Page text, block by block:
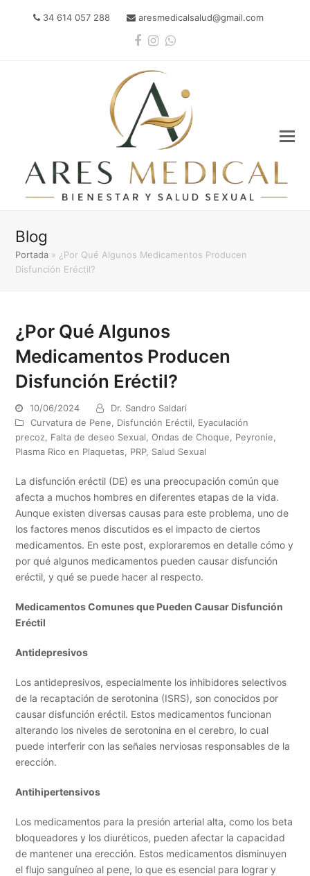
34 614 057 288 aresmedicalsalud@gmail.com
Facebook
Instagram
Whatsapp
Blog
Portada » ¿Por Qué Algunos Medicamentos Producen
Disfunción Eréctil?
¿Por Qué Algunos
Medicamentos Producen
Disfunción Eréctil?
10/06/2024
Dr. Sandro Saldari
Curvatura de Pene
Disfunción Eréctil
Eyaculación
precoz
Falta de deseo Sexual ,Ondas de Choque Peyronie
Plasma Rico en Plaquetas
PRP, Salud Sexual
La disfunción eréctil (DE) es una preocupación común que
afecta a muchos hombres en diferentes etapas de la vida.
Aunque existen diversas causas para este problema, uno de
los factores menos discutidos es el impacto de ciertos
medicamentos. En este post, exploraremos en detalle cómo y
por qué algunos medicamentos pueden causar disfunción
eréctil, y qué se puede hacer al respecto.
Medicamentos Comunes que Pueden Causar Disfunción
Eréctil
Antidepresivos
Los antidepresivos, especialmente los inhibidores selectivos
de la recaptación de serotonina (ISRS), son conocidos por
causar disfunción eréctil. Estos medicamentos funcionan
alterando los niveles de serotonina en el cerebro, lo cual
puede interferir con las señales nerviosas responsables de la
erección.
Antihipertensivos
Los medicamentos para la presión arterial alta, como los beta
bloqueadores y los diuréticos, pueden afectar la capacidad
de mantener una erección. Estos medicamentos disminuyen
el flujo sanguíneo al pene, lo que es esencial para lograr y